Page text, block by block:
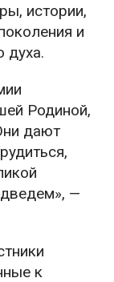
истории,
и
духа.
Родиной,
дают
—
к